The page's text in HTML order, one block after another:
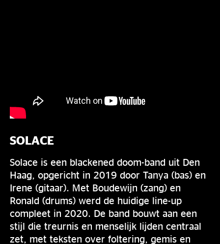
SOLACE
Solace is een blackened doom-band uit Den
Haag, opgericht in 2019 door Tanya (bas) en
Irene (gitaar). Met Boudewijn (zang) en
Ronald (drums) werd de huidige line-up
compleet in 2020. De band bouwt aan een
stijl die treurnis en menselijk lijden centraal
zet, met teksten over foltering, gemis en